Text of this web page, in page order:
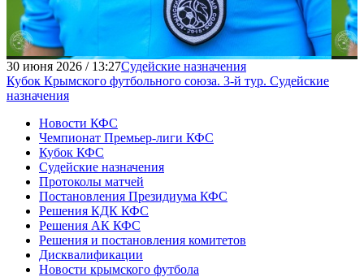
30 июня 2026 / 13:27Судейские назначения
Кубок Крымского футбольного союза. 3-й тур. Судейские
назначения
Новости КФС
Чемпионат Премьер-лиги КФС
Кубок КФС
Судейские назначения
Протоколы матчей
Постановления Президиума КФС
Решения КДК КФС
Решения АК КФС
Решения и постановления комитетов
Дисквалификации
Новости крымского футбола